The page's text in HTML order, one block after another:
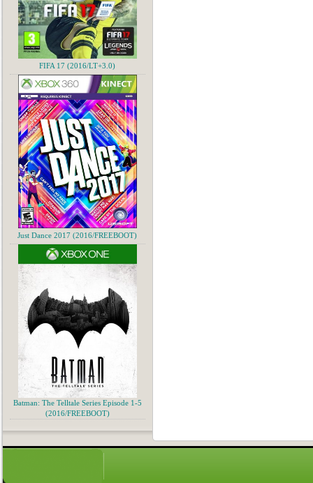
FIFA 17 (2016/LT+3.0)
Just Dance 2017 (2016/FREEBOOT)
Batman: The Telltale Series Episode 1-5
(2016/FREEBOOT)